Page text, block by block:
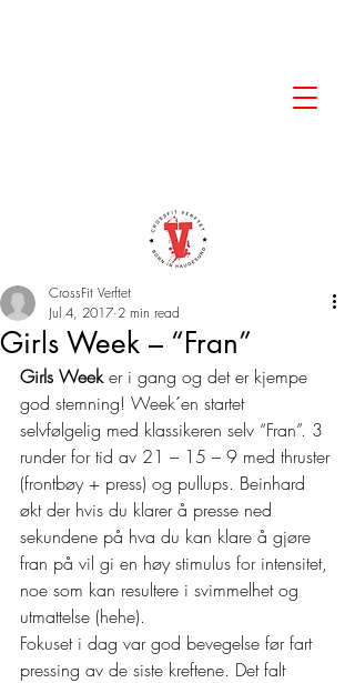
Girls Week – “Fran”
CrossFit Verftet
Jul 4, 2017 2 min read
Girls Week er i gang og det er kjempe
god stemning! Week´en startet
selvfølgelig med klassikeren selv “Fran”. 3
runder for tid av 21 – 15 – 9 med thruster
(frontbøy + press) og pullups. Beinhard
økt der hvis du klarer å presse ned
sekundene på hva du kan klare å gjøre
fran på vil gi en høy stimulus for intensitet,
noe som kan resultere i svimmelhet og
utmattelse (hehe).
Fokuset i dag var god bevegelse før fart
pressing av de siste kreftene. Det falt